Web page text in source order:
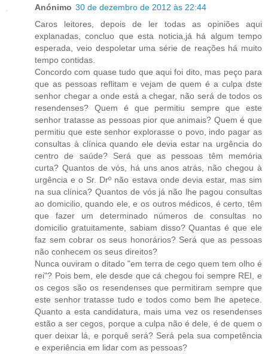
Anónimo 30 de dezembro de 2012 às 22:44
Caros leitores, depois de ler todas as opiniões aqui
explanadas, concluo que esta noticia,já há algum tempo
esperada, veio despoletar uma série de reações há muito
tempo contidas.
Concordo com quase tudo que aqui foi dito, mas peço para
que as pessoas reflitam e vejam de quem é a culpa dste
senhor chegar a onde está a chegar, não será de todos os
resendenses? Quem é que permitiu sempre que este
senhor tratasse as pessoas pior que animais? Quem é que
permitiu que este senhor explorasse o povo, indo pagar as
consultas à clínica quando ele devia estar na urgência do
centro de saúde? Será que as pessoas têm memória
curta? Quantos de vós, há uns anos atrás, não chegou à
urgência e o Sr. Drº não estava onde devia estar, mas sim
na sua clínica? Quantos de vós já não lhe pagou consultas
ao domicilio, quando ele, e os outros médicos, é certo, têm
que fazer um determinado números de consultas no
domicilio gratuitamente, sabiam disso? Quantas é que ele
faz sem cobrar os seus honorários? Será que as pessoas
não conhecem os seus direitos?
Nunca ouviram o ditado "em terra de cego quem tem olho é
rei"? Pois bem, ele desde que cá chegou foi sempre REI, e
os cegos são os resendenses que permitiram sempre que
este senhor tratasse tudo e todos como bem lhe apetece.
Quanto a esta candidatura, mais uma vez os resendenses
estão a ser cegos, porque a culpa não é dele, é de quem o
quer deixar lá, e porquê será? Será pela sua competência
e experiência em lidar com as pessoas?